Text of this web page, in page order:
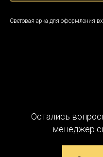
Световая арка для оформления
Остались
менеджер